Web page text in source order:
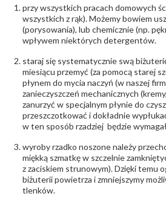
Bezpieczeństwo
- rodzaj
ostrzeżenia:
Nie nadaje się dla
, Elementy w wyrobie
przy wszystkich pracach domowych
wszystkich z rąk). Możemy bowiem
(porysowania), lub chemicznie (np.
wpływem niektórych detergentów.
staraj się systematycznie swą
miesiącu przemyć (za pomocą starej
płynem do mycia naczyń (w naszej
zanieczyszczeń mechanicznych
zanurzyć w specjalnym płynie do
przeszczotkować i dokładnie
w ten sposób rzadziej będzie
wyroby rzadko noszone należy
miękką szmatkę w szczelnie
z zaciskiem strunowym). Dzięki temu
biżuterii powietrza i zmniejszymy
tlenków.